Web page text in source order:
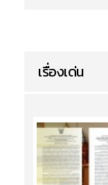
เรื่องเด่น